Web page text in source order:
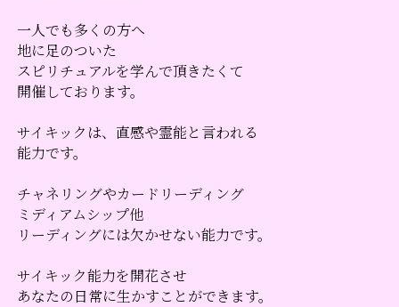
一人でも多くの方へ
地に足のついた
スピリチュアルを学んで頂きたくて
開催しております。
サイキックは、直感や霊能と言われる
能力です。
チャネリングやカードリーディング
ミディアムシップ他
リーディングには欠かせない能力です。
サイキック能力を開花させ
あなたの日常に生かすことができます。